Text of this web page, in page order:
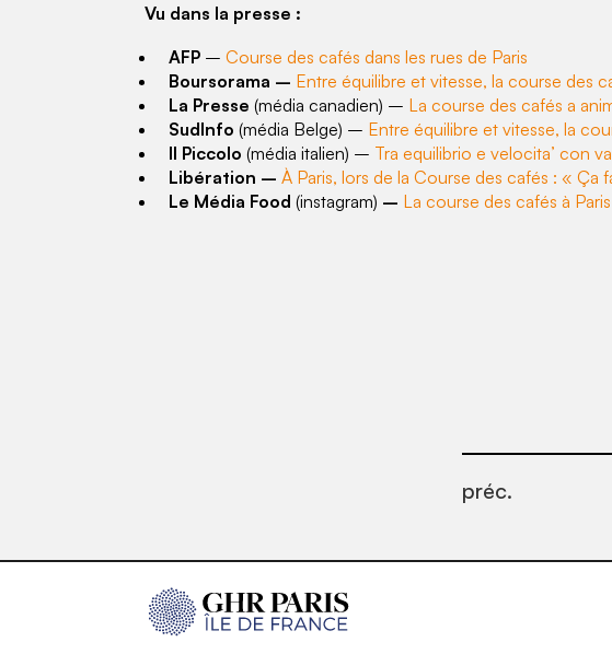
Vu dans la presse :
AFP – Course des cafés dans les rues de Paris
Boursorama – Entre équilibre et vitesse, la course des
La Presse (média canadien) – La course des cafés a
SudInfo (média Belge) – Entre équilibre et vitesse, la
Il Piccolo (média italien) – Tra equilibrio e velocita’ con
Libération – À Paris, lors de la Course des cafés : « Ça
Le Média Food (instagram) – La course des cafés à
préc.